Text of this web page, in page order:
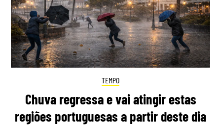
TEMPO
Chuva regressa e vai atingir estas
regiões portuguesas a partir deste dia